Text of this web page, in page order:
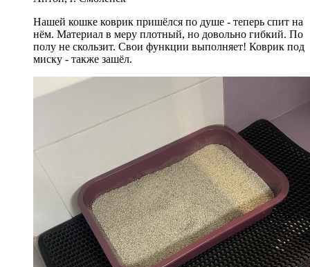
Нашей кошке коврик пришёлся по душе - теперь спит на
нём. Материал в меру плотный, но довольно гибкий. По
полу не скользит. Свои функции выполняет! Коврик под
миску - также зашёл.